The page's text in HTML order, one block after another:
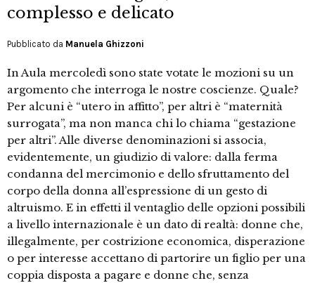
complesso e delicato
Pubblicato da Manuela Ghizzoni
In Aula mercoledì sono state votate le mozioni su un
argomento che interroga le nostre coscienze. Quale?
Per alcuni è “utero in affitto”, per altri è “maternità
surrogata”, ma non manca chi lo chiama “gestazione
per altri”. Alle diverse denominazioni si associa,
evidentemente, un giudizio di valore: dalla ferma
condanna del mercimonio e dello sfruttamento del
corpo della donna all’espressione di un gesto di
altruismo. E in effetti il ventaglio delle opzioni possibili
a livello internazionale è un dato di realtà: donne che,
illegalmente, per costrizione economica, disperazione
o per interesse accettano di partorire un figlio per una
coppia disposta a pagare e donne che, senza